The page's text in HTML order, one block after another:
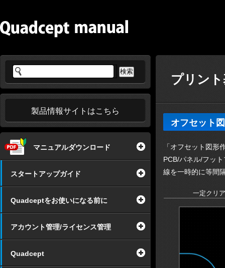
製品情報サイトはこちら
マニュアルダウンロード
スタートアップガイド
Quadceptをお使いになる前に
アカウント管理/ライセンス管理
Quadcept
プリン
オフセット
「オフセット図
PCB/パネル/フッ
線を一時的に等間
一定クリ